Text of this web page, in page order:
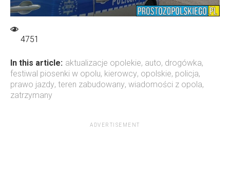
4751
In this article: aktualizacje opolekie, auto, drogówka,
festiwal piosenki w opolu, kierowcy, opolskie, policja,
prawo jazdy, teren zabudowany, wiadomości z opola,
zatrzymany
ADVERTISEMENT